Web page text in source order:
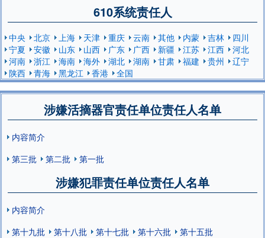
610系统责任人
中央 北京 上海 天津 重庆 云南 其他 内蒙 吉林
四川
宁夏
安徽 山东 山西 广东 广西 新疆 江苏 江西
河北
河南
浙江 海南 海外 湖北 湖南 甘肃 福建 贵州
辽宁
陕西
青海 黑龙江 香港 全国
涉嫌活摘器官责任单位责任人名单
内容简介
第三批
第二批 第一批
涉嫌犯罪责任单位责任人名单
内容简介
第十九批
第十八批 第十七批 第十六批
第十五批